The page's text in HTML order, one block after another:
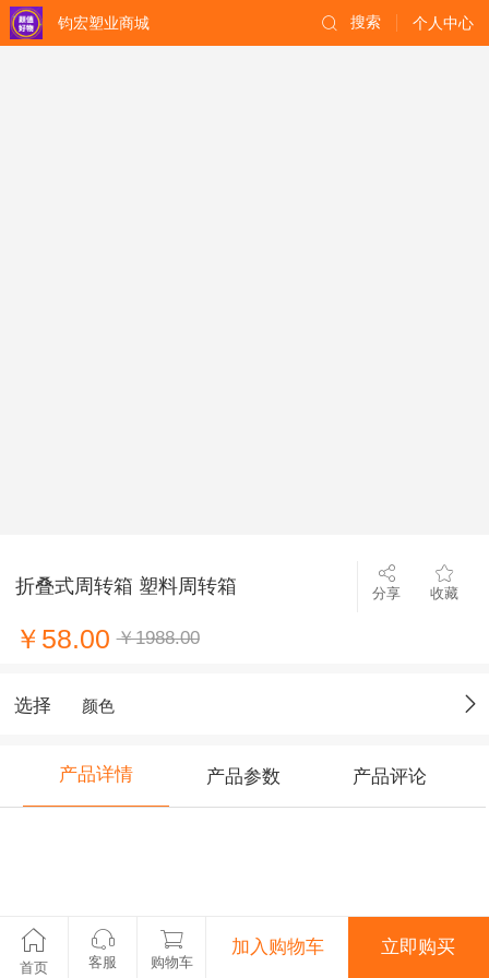
钧宏塑业商城 个人中心
搜索
折叠式周转箱 塑料周转箱 分享 收藏
￥58.00 ￥1988.00
选择 颜色
产品详情 产品参数 产品评论
首页 客服 购物车
加入购物车 立即购买